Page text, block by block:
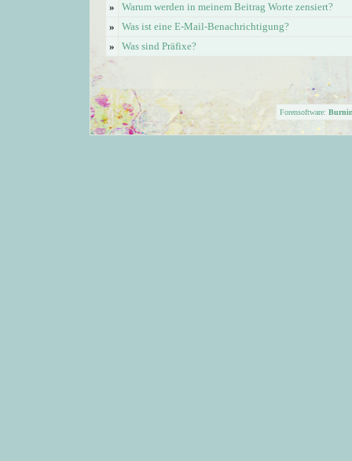
»
Warum werden in meinem Beitrag Worte zensiert?
»
Was ist eine E-Mail-Benachrichtigung?
»
Was sind Präfixe?
Forensoftware: